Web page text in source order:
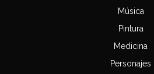
Música
Pintura
Medicina
Personajes